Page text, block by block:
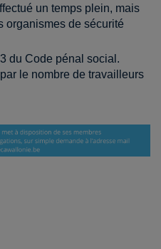
un temps plein, mais
organismes de sécurité
du Code pénal social.
le nombre de travailleurs